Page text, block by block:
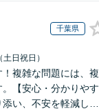
千葉県
日祝日）
！複雑な問題には、複
【安心・分かりやす
い、不安を軽減しま